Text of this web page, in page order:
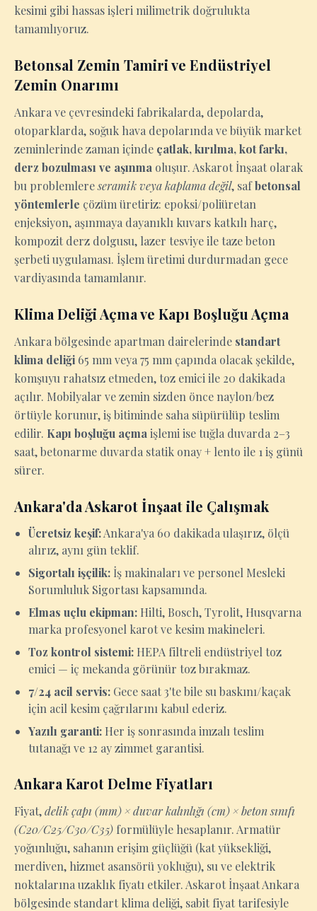
kesimi gibi hassas işleri milimetrik doğrulukta
tamamlıyoruz.
Betonsal Zemin Tamiri ve Endüstriyel
Zemin Onarımı
Ankara ve çevresindeki fabrikalarda, depolarda,
otoparklarda, soğuk hava depolarında ve büyük market
zeminlerinde zaman içinde çatlak, kırılma, kot farkı,
derz bozulması ve aşınma oluşur. Askarot İnşaat olarak
bu problemlereseramik veya kaplama değil, safbetonsal
yöntemlerle çözüm üretiriz: epoksi/poliüretan
enjeksiyon, aşınmaya dayanıklı kuvars katkılı harç,
kompozit derz dolgusu, lazer tesviye ile taze beton
şerbeti uygulaması. İşlem üretimi durdurmadan gece
vardiyasında tamamlanır.
Klima Deliği Açma ve Kapı Boşluğu Açma
Ankara bölgesinde apartman dairelerinde standart
klima deliği 65 mm veya 75 mm çapında olacak şekilde,
komşuyu rahatsız etmeden, toz emici ile 20 dakikada
açılır. Mobilyalar ve zemin sizden önce naylon/bez
örtüyle korunur, iş bitiminde saha süpürülüp teslim
edilir. Kapı boşluğu açma işlemi ise tuğla duvarda 2–3
saat, betonarme duvarda statik onay + lento ile 1 iş günü
sürer.
Ankara'da Askarot İnşaat ile Çalışmak
Ücretsiz keşif:Ankara'ya 60 dakikada ulaşırız, ölçü
alırız, aynı gün teklif.
Sigortalı işçilik: İş makinaları ve personel Mesleki
Sorumluluk Sigortası kapsamında.
Elmas uçlu ekipman: Hilti, Bosch, Tyrolit, Husqvarna
marka profesyonel karot ve kesim makineleri.
Toz kontrol sistemi: HEPA filtreli endüstriyel toz
emici — iç mekanda görünür toz bırakmaz.
7/24 acil servis: Gece saat 3'te bile su baskını/kaçak
için acil kesim çağrılarını kabul ederiz.
Yazılı garanti: Her iş sonrasında imzalı teslim
tutanağı ve 12 ay zimmet garantisi.
Ankara Karot Delme Fiyatları
Fiyat,delik çapı (mm) × duvar kalınlığı (cm) × beton sınıfı
(C20/C25/C30/C35) formülüyle hesaplanır. Armatür
yoğunluğu, sahanın erişim güçlüğü (kat yüksekliği,
merdiven, hizmet asansörü yokluğu), su ve elektrik
noktalarına uzaklık fiyatı etkiler. Askarot İnşaat Ankara
bölgesinde standart klima deliği, sabit fiyat tarifesiyle